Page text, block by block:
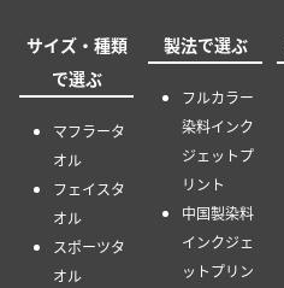
サイズ・種類
で選ぶ
マフラータ
オル
フェイスタ
オル
スポーツタ
オル
製法で選ぶ
フルカラー
染料インク
ジェットプ
リント
中国製染料
インクジェ
ットプリン